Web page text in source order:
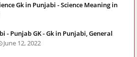
Gk in Punjabi - Science Meaning in
- Punjab GK - Gk in Punjabi, General
June 12, 2022